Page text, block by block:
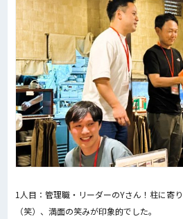
1人目：管理職・リーダーのYさん！柱に寄
（笑）、満面の笑みが印象的でした。